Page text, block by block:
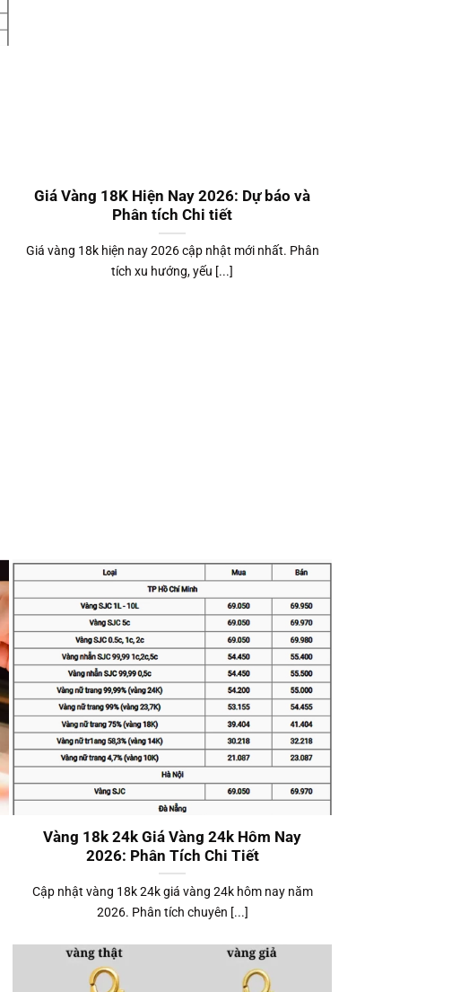
Giá Vàng 18K Hiện Nay 2026: Dự báo và
Phân tích Chi tiết
Giá vàng 18k hiện nay 2026 cập nhật mới nhất. Phân
tích xu hướng, yếu [...]
Vàng 18k 24k Giá Vàng 24k Hôm Nay
2026: Phân Tích Chi Tiết
Cập nhật vàng 18k 24k giá vàng 24k hôm nay năm
2026. Phân tích chuyên [...]